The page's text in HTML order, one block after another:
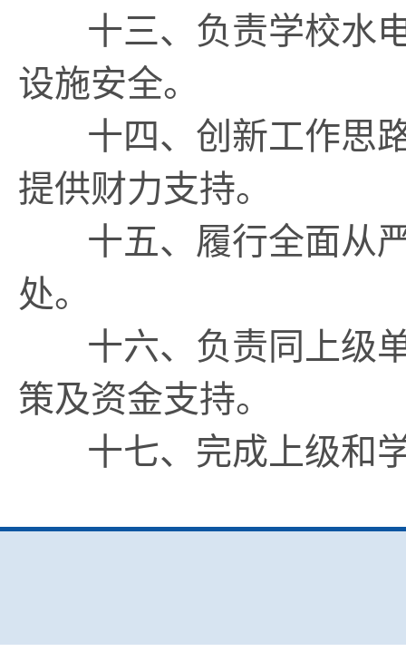
十三、负责学校水
设施安全。
十四、创新工作思
提供财力支持。
十五、履行全面从
处。
十六、负责同上级
策及资金支持。
十七、完成上级和